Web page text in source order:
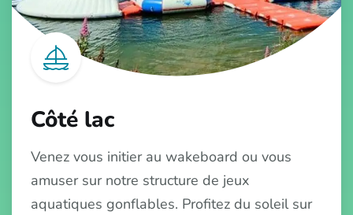
Côté lac
Venez vous initier au wakeboard ou vous
amuser sur notre structure de jeux
aquatiques gonflables. Profitez du soleil sur